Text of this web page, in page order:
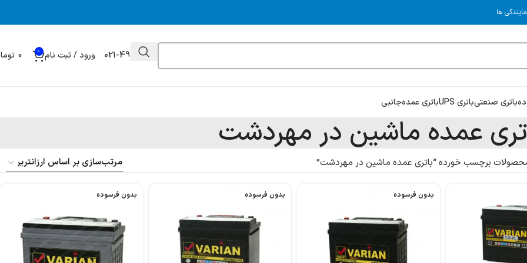
ها
021-49032000 ورود / ثبت نام 0
باتری صنعتیباتری UPS باتری عمدهجانبی
عمده ماشین در مهردشت
برچسب خورده “باتری عمده ماشین در مهردشت”
بدون فرسوده بدون فرسوده بدون فرسوده